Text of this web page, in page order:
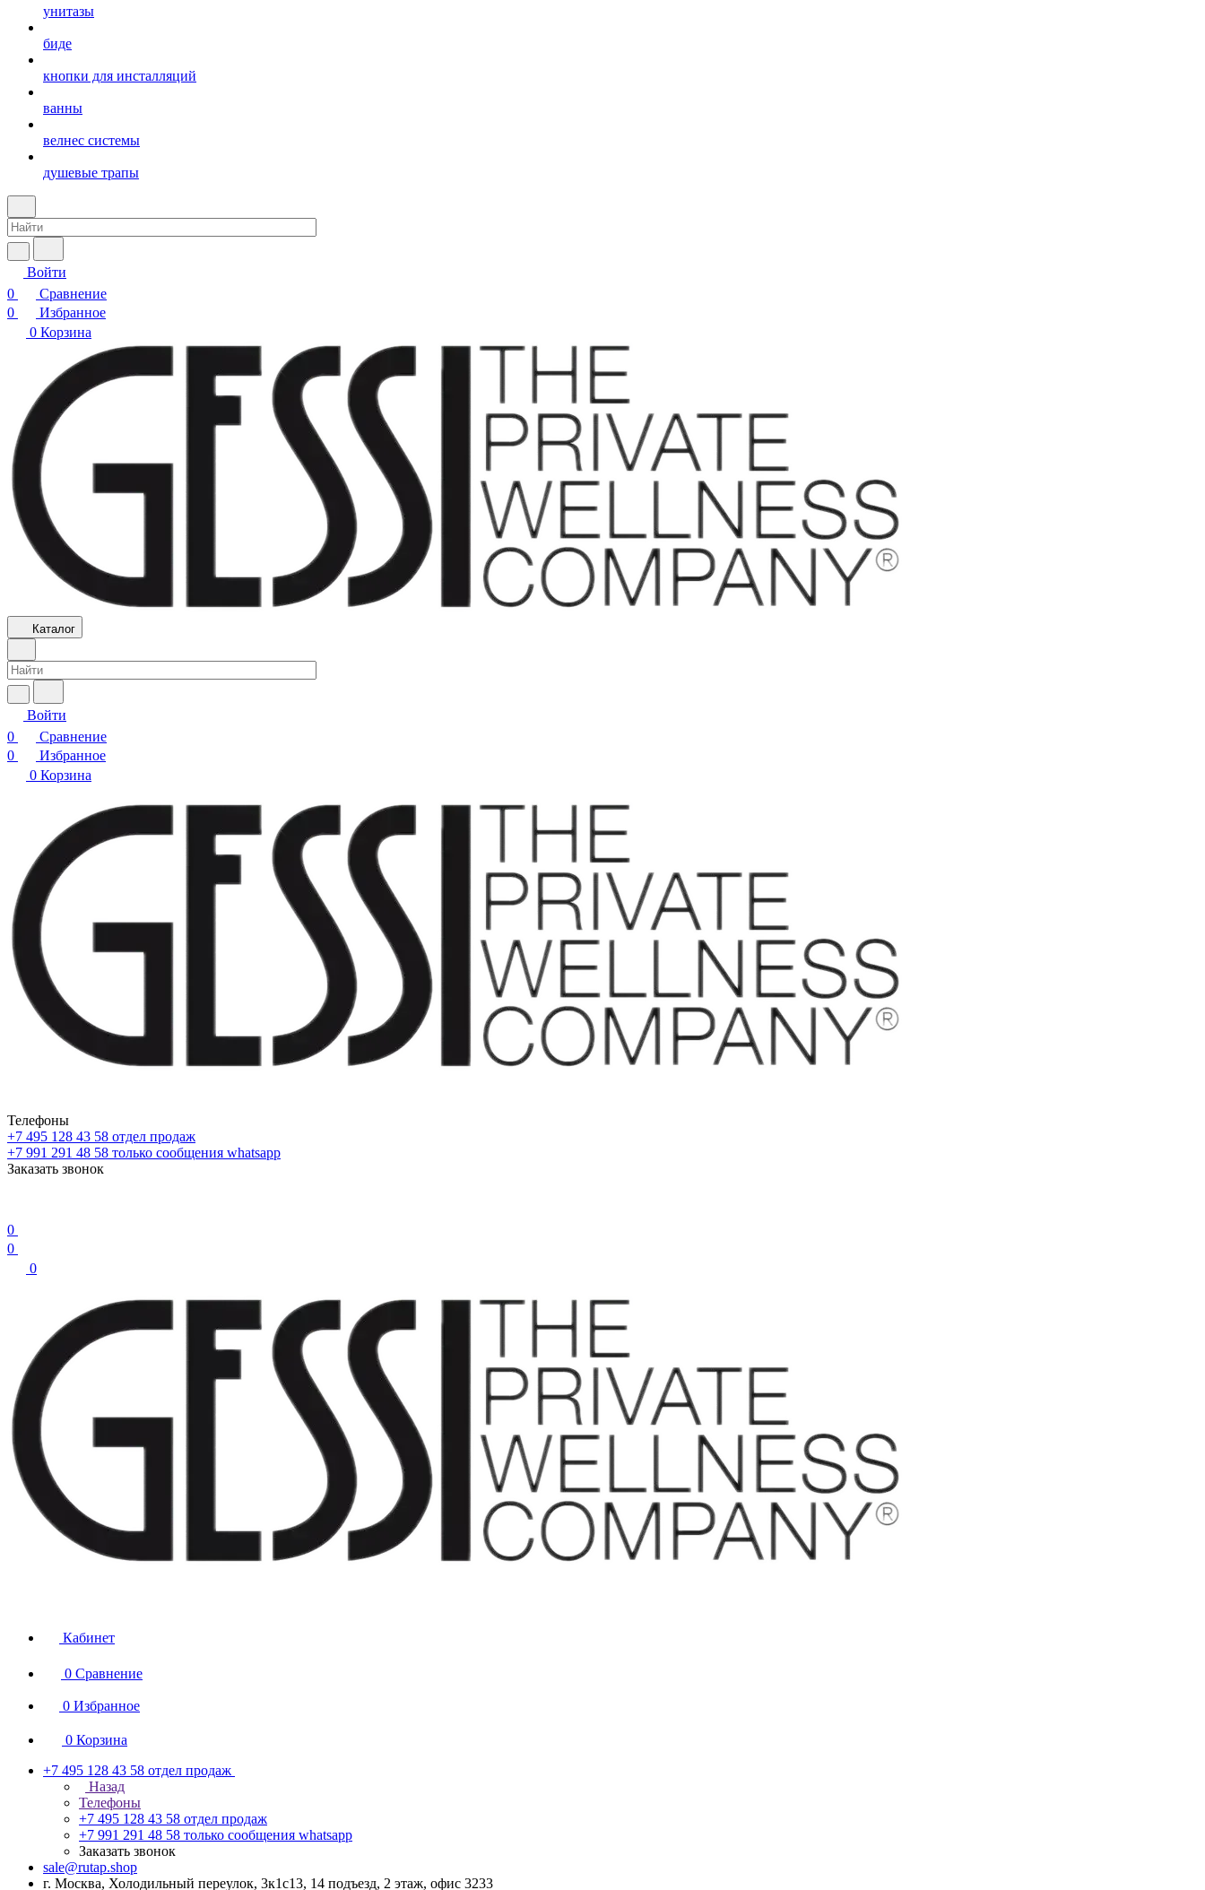
унитазы
биде
кнопки для инсталляций
ванны
велнес системы
душевые трапы
Войти
0
Сравнение
0
Избранное
0 Корзина
Каталог
Войти
0
Сравнение
0
Избранное
0 Корзина
Телефоны
+7 495 128 43 58 отдел продаж
+7 991 291 48 58 только сообщения whatsapp
Заказать звонок
0
0
0
Кабинет
0 Сравнение
0 Избранное
0 Корзина
+7 495 128 43 58 отдел продаж
Назад
Телефоны
+7 495 128 43 58 отдел продаж
+7 991 291 48 58 только сообщения whatsapp
Заказать звонок
sale@rutap.shop
г. Москва, Холодильный переулок, 3к1с13, 14 подъезд, 2 этаж, офис 3233